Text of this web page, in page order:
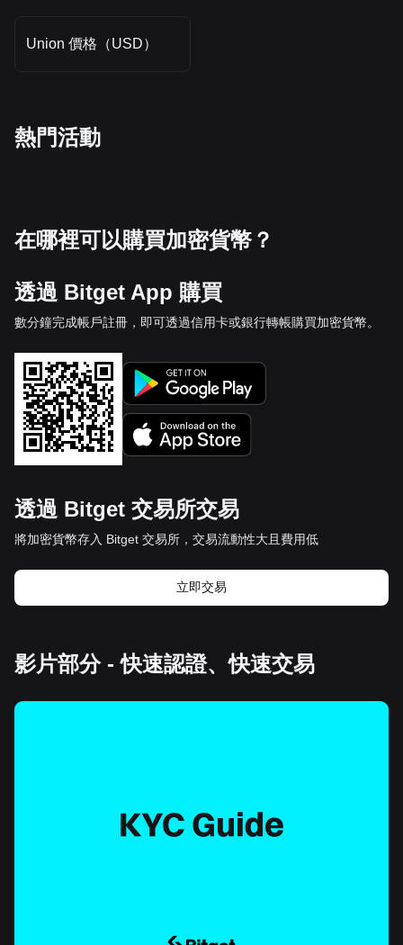
Union 價格（USD）
熱門活動
在哪裡可以購買加密貨幣？
透過 Bitget App 購買
數分鐘完成帳戶註冊，即可透過信用卡或銀行轉帳購買加密貨幣。
透過 Bitget 交易所交易
將加密貨幣存入 Bitget 交易所，交易流動性大且費用低
立即交易
影片部分 - 快速認證、快速交易